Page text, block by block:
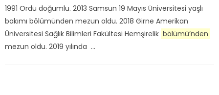
1991 Ordu doğumlu. 2013 Samsun 19 Mayıs Üniversitesi yaşlı
bakımı bölümünden mezun oldu. 2018 Girne Amerikan
Üniversitesi Sağlık Bilimleri Fakültesi Hemşirelik bölümü’nden
mezun oldu. 2019 yılında ...